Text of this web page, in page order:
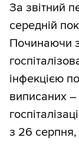
За звітний
середній
Починаючи з
інфекцією
виписаних
з 26 серпня,